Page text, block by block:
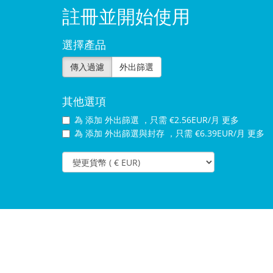
註冊並開始使用
選擇產品
傳入過濾 外出篩選
其他選項
為 添加 外出篩選 ，只需 €2.56EUR/月 更多
為 添加 外出篩選與封存 ，只需 €6.39EUR/月 更多